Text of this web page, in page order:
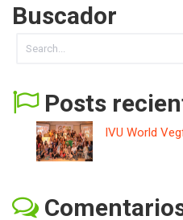
Buscador
Posts
IVU World